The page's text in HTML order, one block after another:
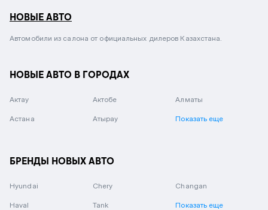
НОВЫЕ АВТО
Автомобили из салона от официальных дилеров Казахстана.
НОВЫЕ АВТО В ГОРОДАХ
Актау Актобе Алматы
Астана Атырау Показать еще
БРЕНДЫ НОВЫХ АВТО
Hyundai Chery Changan
Haval Tank Показать еще